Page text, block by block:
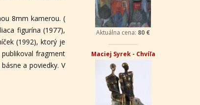
8mm kamerou. (
figurína (1977),
(1992), ktorý je
fragment
a poviedky. V
Aktuálna cena: 80 €
Maciej Syrek - Chvíľa